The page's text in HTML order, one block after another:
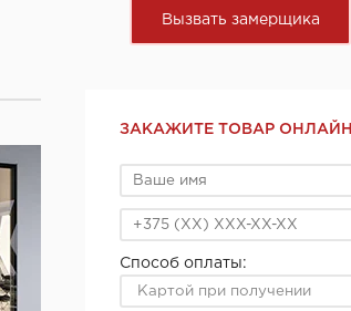
Вызвать замерщика
ЗАКАЖИТЕ ТОВАР ОНЛАЙН
Способ оплаты: